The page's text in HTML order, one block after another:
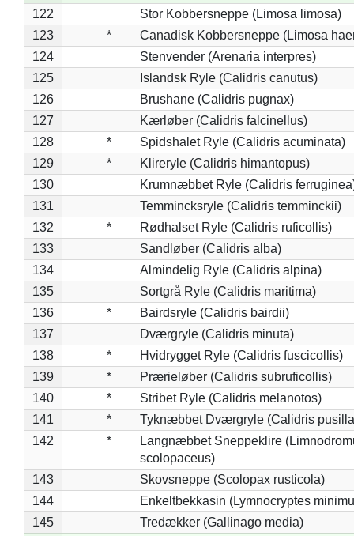
122
Stor Kobbersneppe (Limosa limosa)
123
*
Canadisk Kobbersneppe (Limosa
124
Stenvender (Arenaria interpres)
125
Islandsk Ryle (Calidris canutus)
126
Brushane (Calidris pugnax)
127
Kærløber (Calidris falcinellus)
128
*
Spidshalet Ryle (Calidris acuminata)
129
*
Klireryle (Calidris himantopus)
130
Krumnæbbet Ryle (Calidris
131
Temmincksryle (Calidris temminckii)
132
*
Rødhalset Ryle (Calidris ruficollis)
133
Sandløber (Calidris alba)
134
Almindelig Ryle (Calidris alpina)
135
Sortgrå Ryle (Calidris maritima)
136
*
Bairdsryle (Calidris bairdii)
137
Dværgryle (Calidris minuta)
138
*
Hvidrygget Ryle (Calidris fuscicollis)
139
*
Prærieløber (Calidris subruficollis)
140
*
Stribet Ryle (Calidris melanotos)
141
*
Tyknæbbet Dværgryle (Calidris
142
*
Langnæbbet Sneppeklire
scolopaceus)
143
Skovsneppe (Scolopax rusticola)
144
Enkeltbekkasin (Lymnocryptes
145
Tredækker (Gallinago media)